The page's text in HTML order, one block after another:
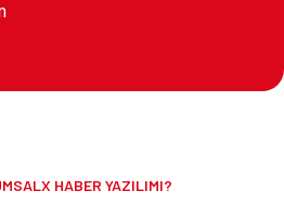
HABER YAZILIMI?